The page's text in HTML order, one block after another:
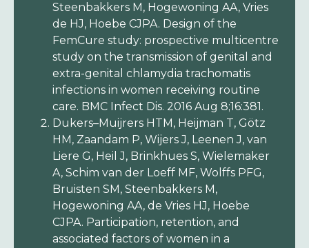
Steenbakkers M, Hogewoning AA, Vries
de HJ, Hoebe CJPA. Design of the
FemCure study: prospective multicentre
study on the transmission of genital and
extra-genital chlamydia trachomatis
infections in women receiving routine
care. BMC Infect Dis. 2016 Aug 8;16:381.
Dukers–Muijrers HTM, Heijman T, Götz
HM, Zaandam P, Wijers J, Leenen J, van
Liere G, Heil J, Brinkhues S, Wielemaker
A, Schim van der Loeff MF, Wolffs PFG,
Bruisten SM, Steenbakkers M,
Hogewoning AA, de Vries HJ, Hoebe
CJPA. Participation, retention, and
associated factors of women in a